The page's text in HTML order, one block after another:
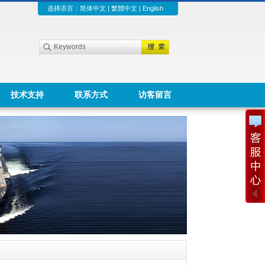
选择语言： 简体中文| 繁體中文| English
技术支持 联系方式 访客留言